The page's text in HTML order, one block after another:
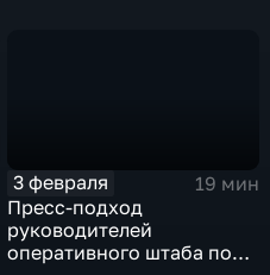
3 февраля
19 мин
Пресс-подход
руководителей
оперативного штаба по